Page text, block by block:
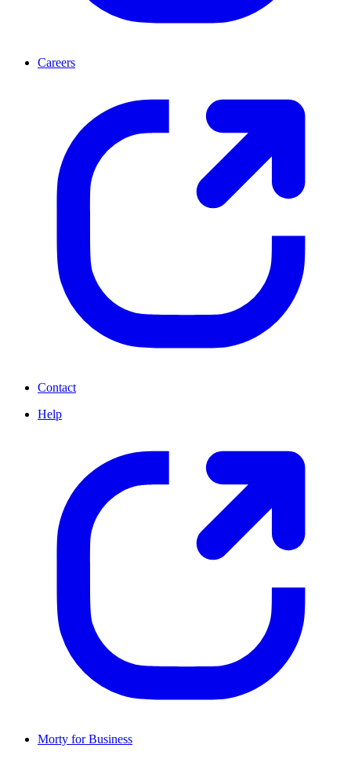
Careers
Contact
Help
Morty for Business